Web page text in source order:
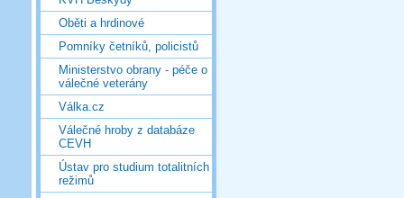
Oběti a hrdinové
Pomníky četníků, policistů
Ministerstvo obrany - péče o
válečné veterány
Válka.cz
Válečné hroby z databáze
CEVH
Ústav pro studium totalitních
režimů